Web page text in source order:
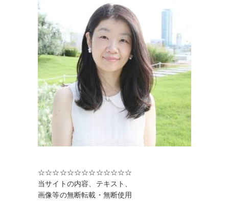
☆☆☆☆☆☆☆☆☆☆☆☆☆
当サイトの内容、テキスト、
画像等の無断転載・無断使用